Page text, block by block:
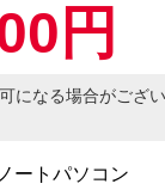
円
なる場合がござ
ノートパソコン